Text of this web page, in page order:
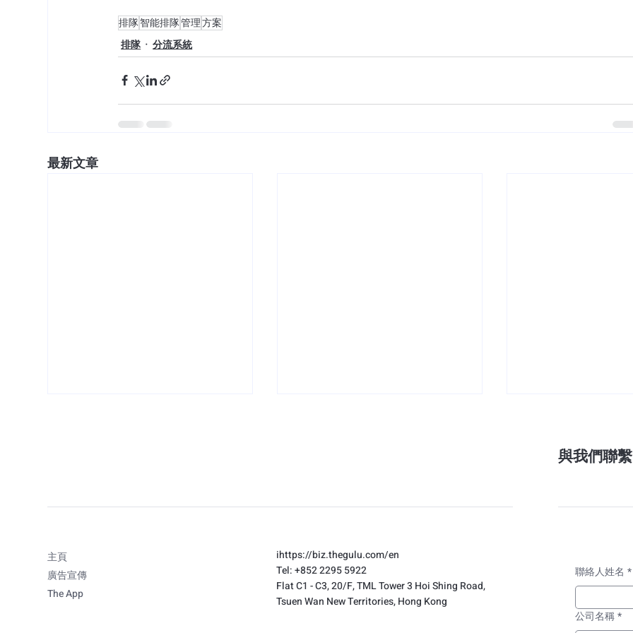
排隊智能排隊管理方案
排隊
分流系統
最新文章
GULU「雙軌發籌系統」化解
人潮危機
《耀西》活動進駐又一城引爆
打卡潮！拆解 THE GULU 如何
以 O2O 智慧分流與商場生態連
動
「寵物經濟」結
局、提升 ROI 與
與我們聯繫
主頁
廣告宣傳
The App
ihttps://biz.thegulu.com/en
Tel: +852 2295 5922
Flat C1 - C3, 20/F, TML Tower 3 Hoi Shing Road,
Tsuen Wan New Territories, Hong Kong
聯絡人姓名 *
公司名稱*